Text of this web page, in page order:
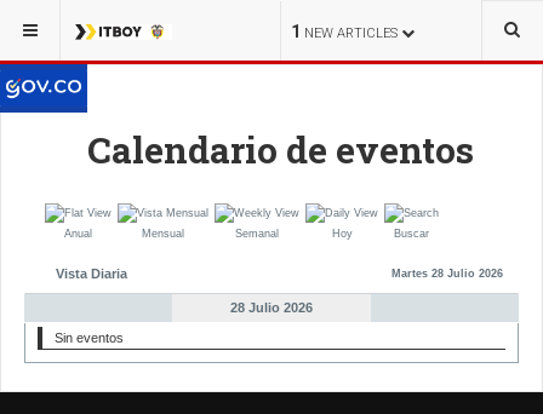
1 NEW ARTICLES
Calendario de eventos
Anual Mensual Semanal Hoy Buscar
Vista Diaria Martes 28 Julio 2026
28 Julio 2026
Sin eventos